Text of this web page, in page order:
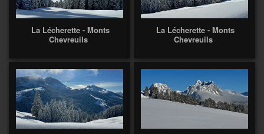
La Lécherette - Monts
Chevreuils
La Lécherette - Monts
Chevreuils